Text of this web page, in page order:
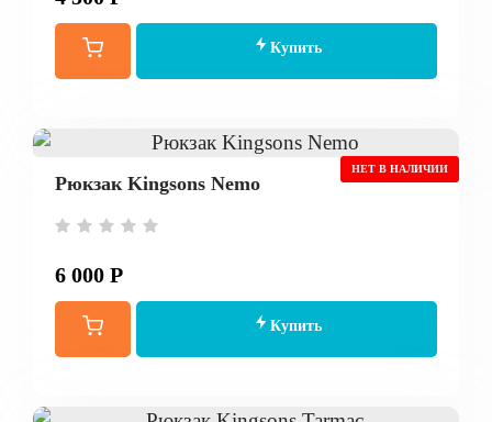
Купить
НЕТ В НАЛИЧИИ
Рюкзак Kingsons Nemo
6 000 Р
Купить